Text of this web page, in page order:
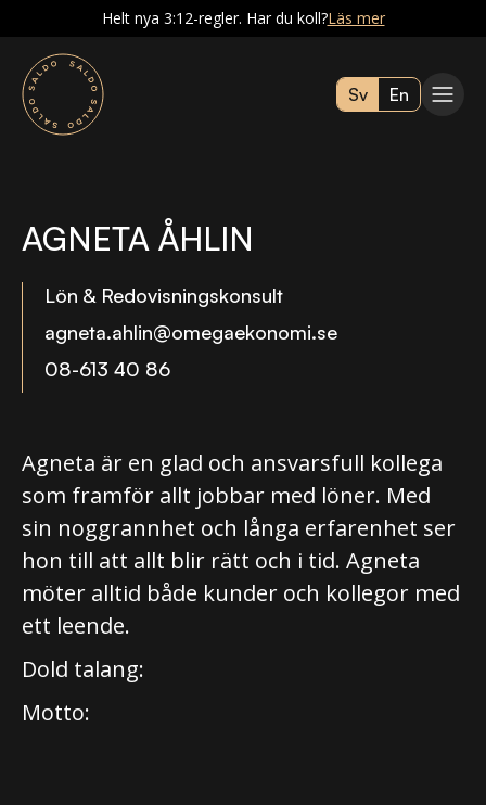
Helt nya 3:12-regler. Har du koll?Läs mer
Sv En
AGNETA ÅHLIN
Lön & Redovisningskonsult
agneta.ahlin@omegaekonomi.se
08-613 40 86
Agneta är en glad och ansvarsfull kollega
som framför allt jobbar med löner. Med
sin noggrannhet och långa erfarenhet ser
hon till att allt blir rätt och i tid. Agneta
möter alltid både kunder och kollegor med
ett leende.
Dold talang:
Motto: